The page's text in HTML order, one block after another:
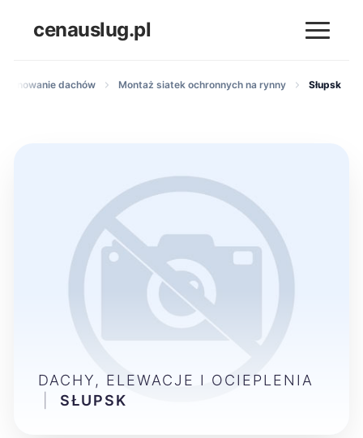
cenauslug.pl
dachów Montaż siatek ochronnych na rynny Słupsk
DACHY, ELEWACJE I OCIEPLENIA
SŁUPSK